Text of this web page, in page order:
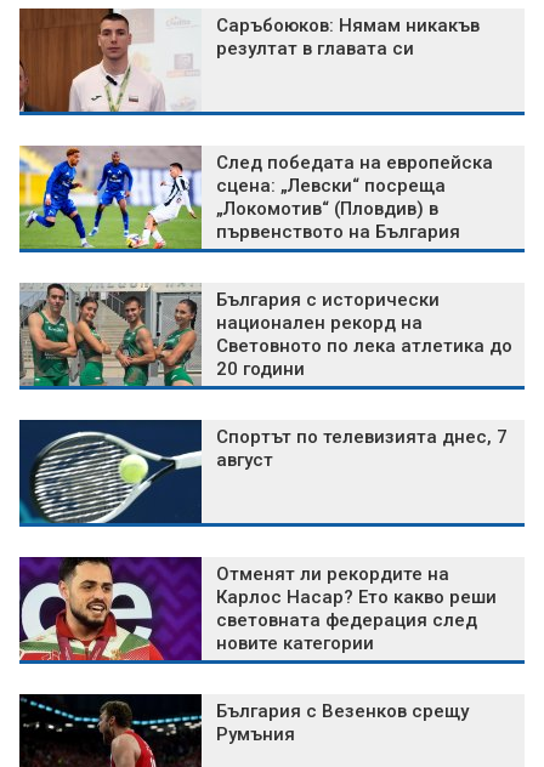
Саръбоюков: Нямам никакъв
резултат в главата си
След победата на европейска
сцена: „Левски“ посреща
„Локомотив“ (Пловдив) в
първенството на България
България с исторически
национален рекорд на
Световното по лека атлетика до
20 години
Спортът по телевизията днес, 7
август
Отменят ли рекордите на
Карлос Насар? Ето какво реши
световната федерация след
новите категории
България с Везенков срещу
Румъния